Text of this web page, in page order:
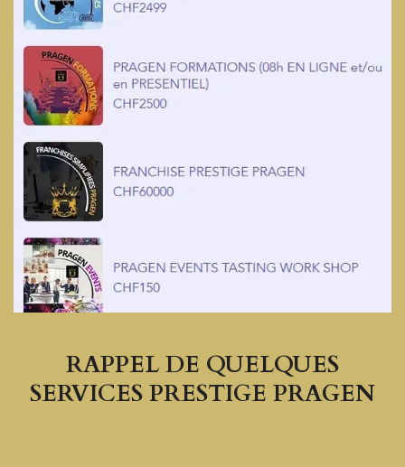
RAPPEL DE QUELQUES
SERVICES PRESTIGE PRAGEN